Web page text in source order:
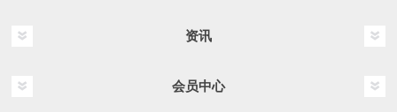
资讯
会员中心